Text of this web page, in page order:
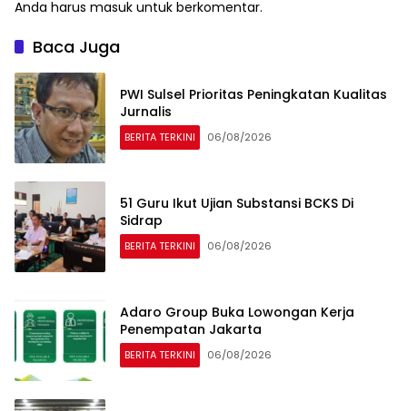
Anda harus masuk untuk berkomentar.
Baca Juga
PWI Sulsel Prioritas Peningkatan Kualitas
Jurnalis
BERITA TERKINI 06/08/2026
51 Guru Ikut Ujian Substansi BCKS Di
Sidrap
BERITA TERKINI 06/08/2026
Adaro Group Buka Lowongan Kerja
Penempatan Jakarta
BERITA TERKINI 06/08/2026